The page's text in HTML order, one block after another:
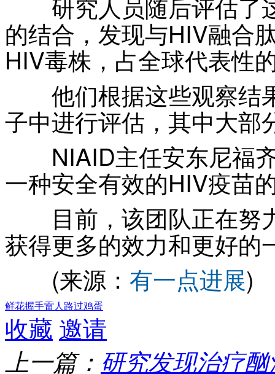
的结合，发现与HIV融合
HIV毒株，占全球代表性
他们根据这些观察结
子中进行评估，其中大部
NIAID主任安东尼福齐
一种安全有效的HIV疫苗
目前，该团队正在努
获得更多的效力和更好的
(来源： 有一点进展)
鲜花握手雷人 路过鸡蛋
收藏 邀请
上一篇： 研究发现治疗